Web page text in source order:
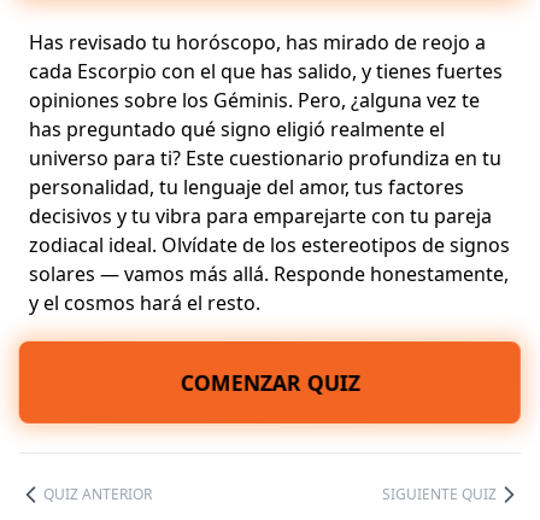
Has revisado tu horóscopo, has mirado de reojo a
cada Escorpio con el que has salido, y tienes fuertes
opiniones sobre los Géminis. Pero, ¿alguna vez te
has preguntado qué signo eligió realmente el
universo para ti? Este cuestionario profundiza en tu
personalidad, tu lenguaje del amor, tus factores
decisivos y tu vibra para emparejarte con tu pareja
zodiacal ideal. Olvídate de los estereotipos de signos
solares — vamos más allá. Responde honestamente,
y el cosmos hará el resto.
COMENZAR QUIZ
QUIZ ANTERIOR SIGUIENTE QUIZ